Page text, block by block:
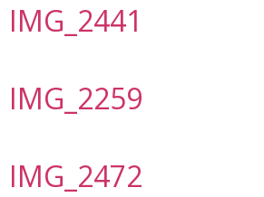
IMG_2441
IMG_2259
IMG_2472